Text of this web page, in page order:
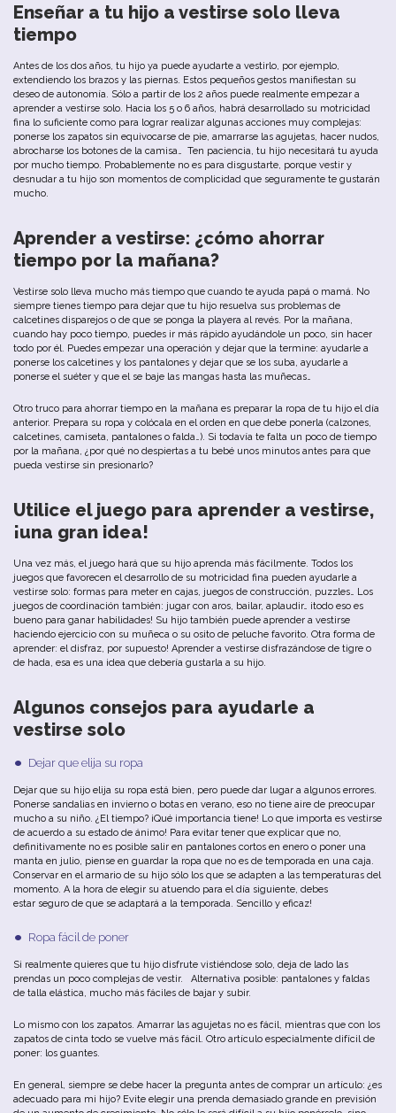
Enseñar a tu hijo a vestirse solo lleva
tiempo
Antes de los dos años, tu hijo ya puede ayudarte a vestirlo, por ejemplo,
extendiendo los brazos y las piernas. Estos pequeños gestos manifiestan su
deseo de autonomía. Sólo a partir de los 2 años puede realmente empezar a
aprender a vestirse solo. Hacia los 5 o 6 años, habrá desarrollado su motricidad
fina lo suficiente como para lograr realizar algunas acciones muy complejas:
ponerse los zapatos sin equivocarse de pie, amarrarse las agujetas, hacer nudos,
abrocharse los botones de la camisa… Ten paciencia, tu hijo necesitará tu ayuda
por mucho tiempo. Probablemente no es para disgustarte, porque vestir y
desnudar a tu hijo son momentos de complicidad que seguramente te gustarán
mucho.
Aprender a vestirse: ¿cómo ahorrar
tiempo por la mañana?
Vestirse solo lleva mucho más tiempo que cuando te ayuda papá o mamá. No
siempre tienes tiempo para dejar que tu hijo resuelva sus problemas de
calcetines disparejos o de que se ponga la playera al revés. Por la mañana,
cuando hay poco tiempo, puedes ir más rápido ayudándole un poco, sin hacer
todo por él. Puedes empezar una operación y dejar que la termine: ayudarle a
ponerse los calcetines y los pantalones y dejar que se los suba, ayudarle a
ponerse el suéter y que el se baje las mangas hasta las muñecas…
Otro truco para ahorrar tiempo en la mañana es preparar la ropa de tu hijo el día
anterior. Prepara su ropa y colócala en el orden en que debe ponerla (calzones,
calcetines, camiseta, pantalones o falda…). Si todavía te falta un poco de tiempo
por la mañana, ¿por qué no despiertas a tu bebé unos minutos antes para que
pueda vestirse sin presionarlo?
Utilice el juego para aprender a vestirse,
¡una gran idea!
Una vez más, el juego hará que su hijo aprenda más fácilmente. Todos los
juegos que favorecen el desarrollo de su motricidad fina pueden ayudarle a
vestirse solo: formas para meter en cajas, juegos de construcción, puzzles… Los
juegos de coordinación también: jugar con aros, bailar, aplaudir… ¡todo eso es
bueno para ganar habilidades! Su hijo también puede aprender a vestirse
haciendo ejercicio con su muñeca o su osito de peluche favorito. Otra forma de
aprender: el disfraz, por supuesto! Aprender a vestirse disfrazándose de tigre o
de hada, esa es una idea que debería gustarla a su hijo.
Algunos consejos para ayudarle a
vestirse solo
Dejar que elija su ropa
Dejar que su hijo elija su ropa está bien, pero puede dar lugar a algunos errores.
Ponerse sandalias en invierno o botas en verano, eso no tiene aire de preocupar
mucho a su niño. ¿El tiempo? ¡Qué importancia tiene! Lo que importa es vestirse
de acuerdo a su estado de ánimo! Para evitar tener que explicar que no,
definitivamente no es posible salir en pantalones cortos en enero o poner una
manta en julio, piense en guardar la ropa que no es de temporada en una caja.
Conservar en el armario de su hijo sólo los que se adapten a las temperaturas del
momento. A la hora de elegir su atuendo para el día siguiente, debes
estar seguro de que se adaptará a la temporada. Sencillo y eficaz!
Ropa fácil de poner
Si realmente quieres que tu hijo disfrute vistiéndose solo deja de lado las
prendas un poco complejas de vestir. Alternativa posible: pantalones y faldas
de talla elástica mucho más fáciles de bajar y subir.
Lo mismo con los zapatos . Amarrar las agujetas no es fácil mientras que con los
zapatos de cinta todo se vuelve más fácil Otro artículo especialmente difícil de
poner: los guantes
En general siempre se debe hacer la pregunta antes de comprar un artículo: ¿es
adecuado para mi hijo? Evite elegir una prenda demasiado grande en previsión